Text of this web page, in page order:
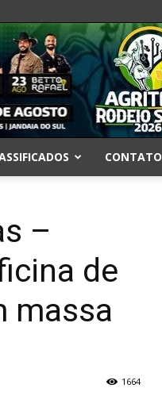
CONTATO
–
de
massa
1664